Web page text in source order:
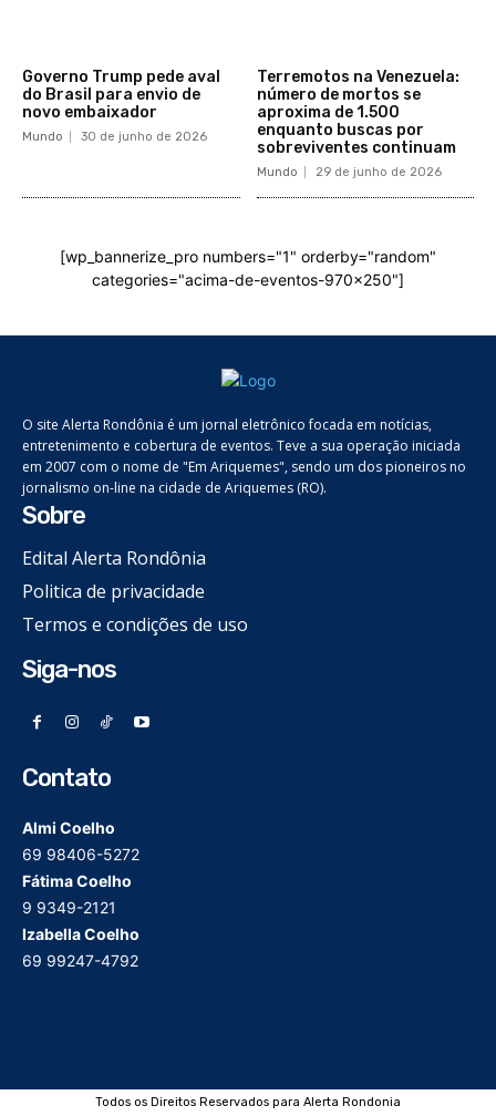
Governo Trump pede aval
do Brasil para envio de
novo embaixador
Mundo 30 de junho de 2026
Terremotos na Venezuela:
número de mortos se
aproxima de 1.500
enquanto buscas por
sobreviventes continuam
Mundo 29 de junho de 2026
[wp_bannerize_pro numbers="1" orderby="random"
categories="acima-de-eventos-970x250"]
O site Alerta Rondônia é um jornal eletrônico focada em notícias,
entretenimento e cobertura de eventos. Teve a sua operação iniciada
em 2007 com o nome de "Em Ariquemes", sendo um dos pioneiros no
jornalismo on-line na cidade de Ariquemes (RO).
Sobre
Edital Alerta Rondônia
Politica de privacidade
Termos e condições de uso
Siga-nos
Contato
Almi Coelho
69 98406-5272
Fátima Coelho
9 9349-2121
Izabella Coelho
69 99247-4792
Todos os Direitos Reservados para Alerta Rondonia